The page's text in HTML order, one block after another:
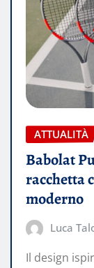
ATTUALITÀ
Babolat
racchetta
moderno
Luca
Il design